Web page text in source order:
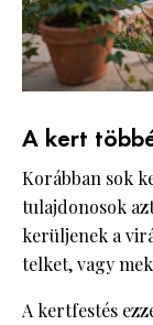
A kert
Korábban sok
tulajdonosok
kerüljenek a
telket, vagy
A kertfestés